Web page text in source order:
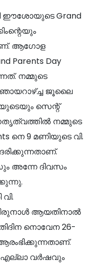
ഈശോയുടെ Grand
ആഗോള
Parents Day
നമ്മുടെ
ജൂലൈ
സെന്റ്
നമ്മുടെ
നെ 9 മണിയുടെ വി.
അന്നേ ദിവസം
ആയതിനാൽ
നൊവേന 26-
എല്ലാ വർഷവും